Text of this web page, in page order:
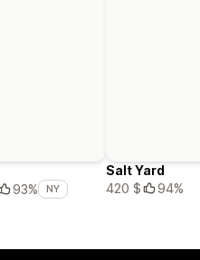
93% NY
Salt Yard
420 $
94%